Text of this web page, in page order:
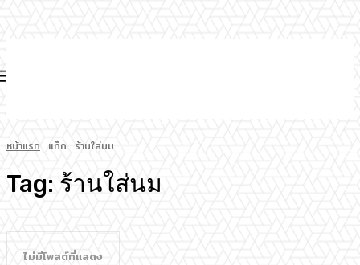
หน้าแรก แท็ก ร้านใส่นม
Tag: ร้านใส่นม
ไม่มีโพสต์ที่แสดง